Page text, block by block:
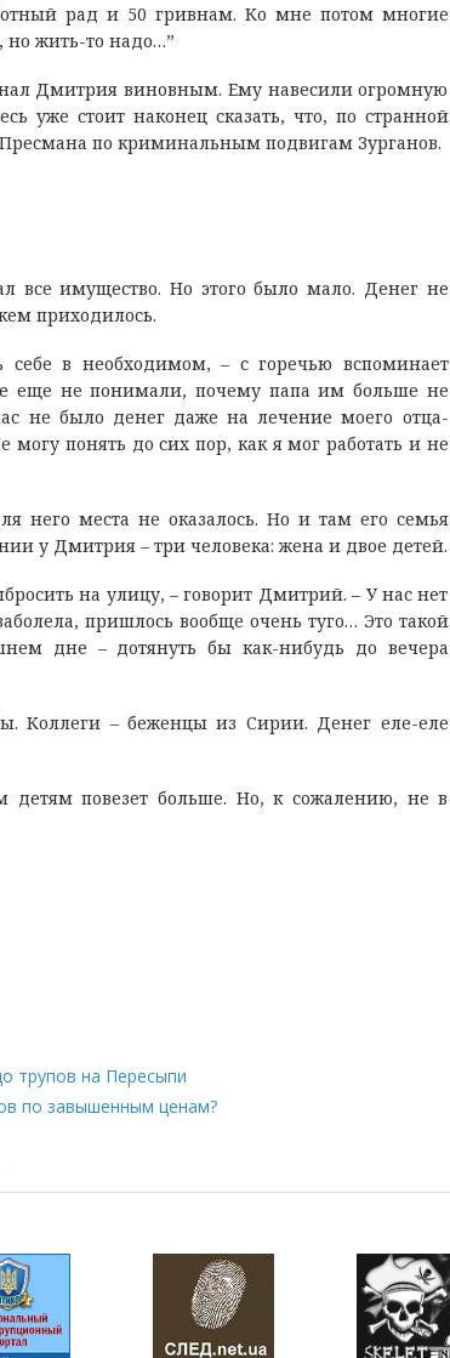
рад и 50 гривнам. Ко мне потом многие
жить-то надо…”
Дмитрия виновным. Ему навесили огромную
уже стоит наконец сказать, что, по странной
по криминальным подвигам Зурганов.
все имущество. Но этого было мало. Денег не
приходилось.
себе в необходимом, – с горечью вспоминает
еще не понимали, почему папа им больше не
не было денег даже на лечение моего отца-
могу понять до сих пор, как я мог работать и не
него места не оказалось. Но и там его семья
у Дмитрия – три человека: жена и двое детей.
на улицу, – говорит Дмитрий. – У нас нет
пришлось вообще очень туго… Это такой
дне – дотянуть бы как-нибудь до вечера
Коллеги – беженцы из Сирии. Денег еле-еле
повезет больше. Но, к сожалению, не в
трупов на Пересыпи
по завышенным ценам?